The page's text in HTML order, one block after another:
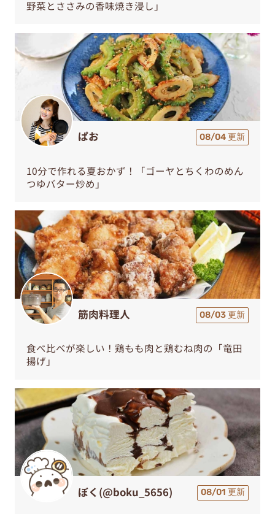
野菜とささみの香味焼き浸し」
ぱお 08/04 更新
10分で作れる夏おかず！「ゴーヤとちくわのめん
つゆバター炒め」
筋肉料理人 08/03 更新
食べ比べが楽しい！鶏もも肉と鶏むね肉の「竜田
揚げ」
ぼく(@boku_5656) 08/01 更新